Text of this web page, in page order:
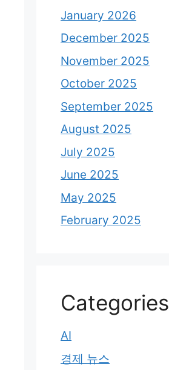
January 2026
December 2025
November 2025
October 2025
September 2025
August 2025
July 2025
June 2025
May 2025
February 2025
Categories
AI
경제 뉴스